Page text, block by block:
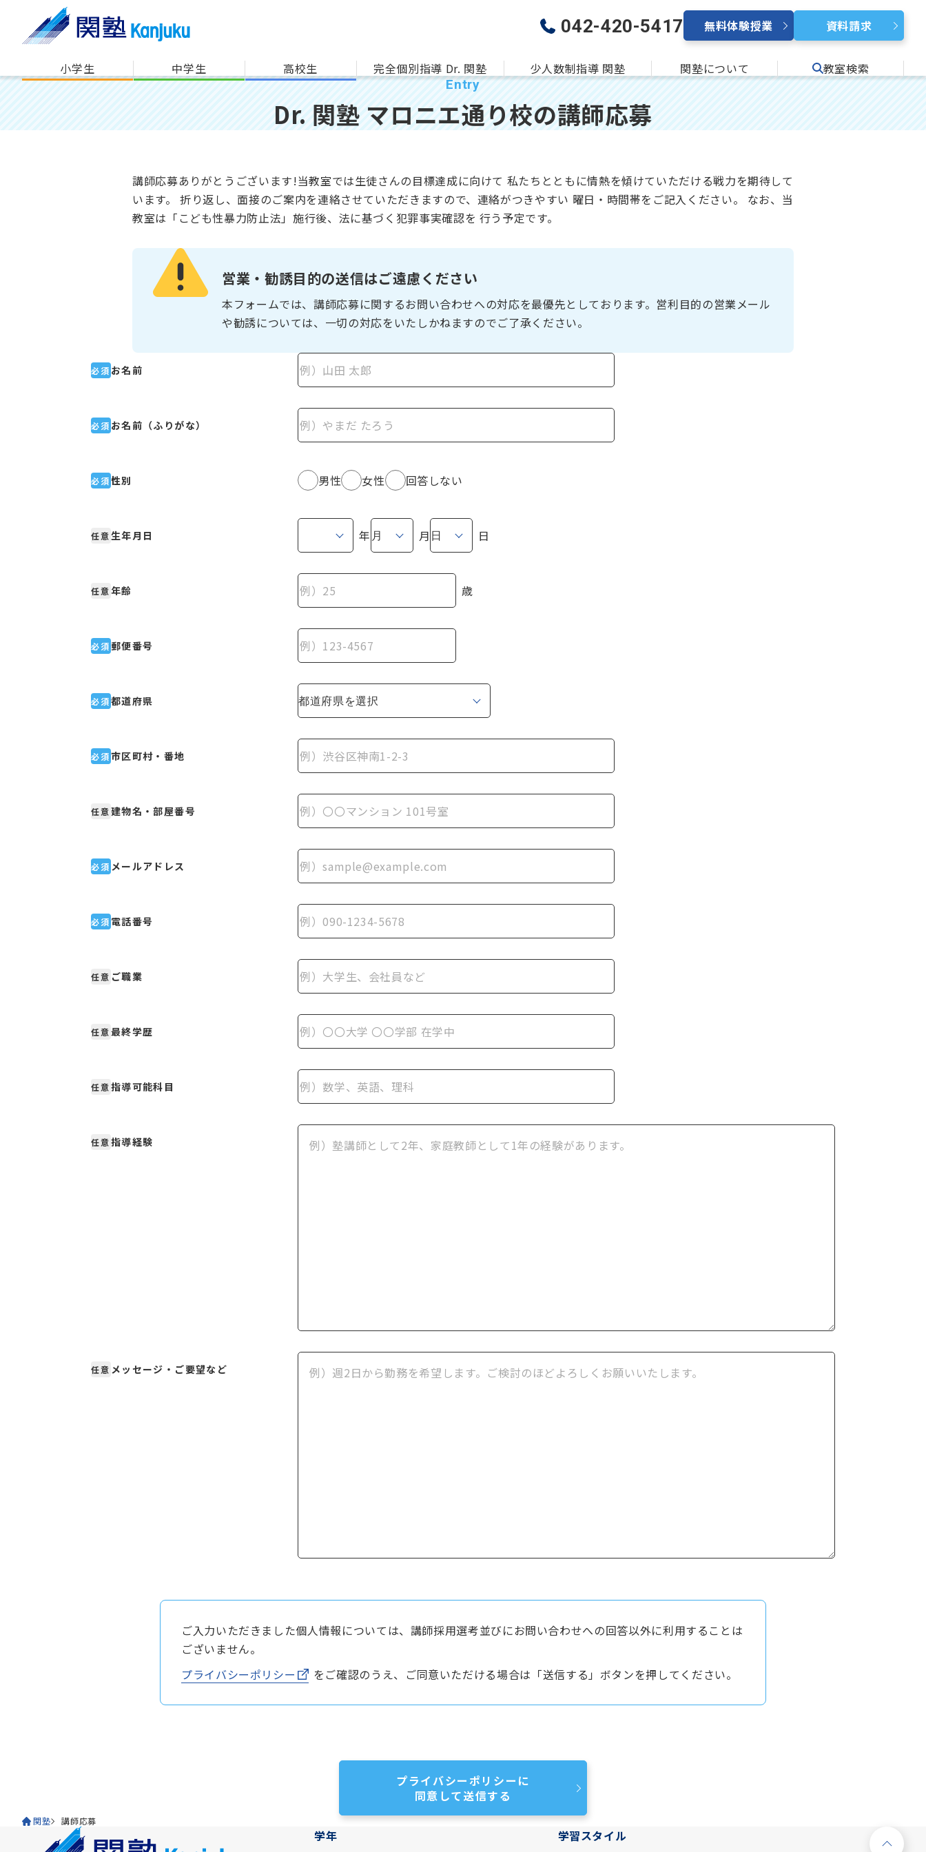
042-420-5417 無料体験授業 資料請求
小学生 中学生 高校生 完全個別指導 Dr. 関塾 少人数制指導 関塾 関塾について 教室検索
Dr. 関塾 マロニエ通り校の講師応募
講師応募ありがとうございます!当教室では生徒さんの目標達成に向けて 私たちとともに情熱を傾けていただける戦力を期待して
います。 折り返し、面接のご案内を連絡させていただきますので、連絡がつきやすい 曜日・時間帯をご記入ください。 なお、当
教室は「こども性暴力防止法」施行後、法に基づく犯罪事実確認を 行う予定です。
営業・勧誘目的の送信はご遠慮ください
本フォームでは、講師応募に関するお問い合わせへの対応を最優先としております。営利目的の営業メール
や勧誘については、一切の対応をいたしかねますのでご了承ください。
必須 お名前
必須 お名前（ふりがな）
必須性別 男性 女性 回答しない
任意生年月日 年 月 日
任意年齢 歳
必須郵便番号
必須都道府県
必須市区町村・番地
任意建物名・部屋番号
必須 メールアドレス
必須 電話番号
任意 ご職業
任意最終学歴
任意指導可能科目
任意指導経験
任意 メッセージ・ご要望など
ご入力いただきました個人情報については、講師採用選考並びにお問い合わせへの回答以外に利用することは
ございません。
プライバシーポリシー
をご確認のうえ、ご同意いただける場合は「送信する」ボタンを押してください。
プライバシーポリシーに
同意して送信する
関塾 講師応募
学年 学習スタイル